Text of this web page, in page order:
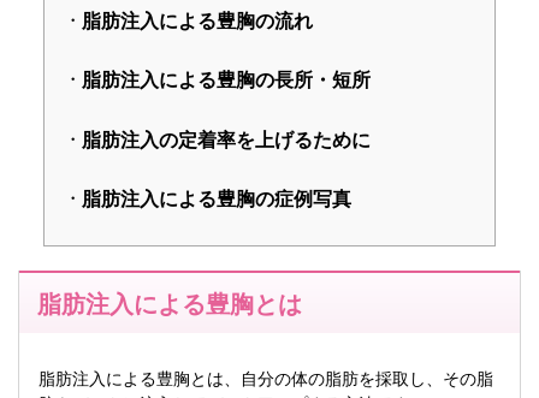
脂肪注入による豊胸の流れ
脂肪注入による豊胸の長所・短所
脂肪注入の定着率を上げるために
脂肪注入による豊胸の症例写真
脂肪注入による豊胸とは
脂肪注入による豊胸とは、自分の体の脂肪を採取し、その脂